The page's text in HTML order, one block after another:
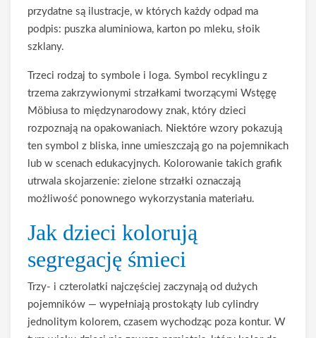
przydatne są ilustracje, w których każdy odpad ma
podpis: puszka aluminiowa, karton po mleku, słoik
szklany.
Trzeci rodzaj to symbole i loga. Symbol recyklingu z
trzema zakrzywionymi strzałkami tworzącymi Wstęgę
Möbiusa to międzynarodowy znak, który dzieci
rozpoznają na opakowaniach. Niektóre wzory pokazują
ten symbol z bliska, inne umieszczają go na pojemnikach
lub w scenach edukacyjnych. Kolorowanie takich grafik
utrwala skojarzenie: zielone strzałki oznaczają
możliwość ponownego wykorzystania materiału.
Jak dzieci kolorują
segregację śmieci
Trzy- i czterolatki najczęściej zaczynają od dużych
pojemników — wypełniają prostokąty lub cylindry
jednolitym kolorem, czasem wychodząc poza kontur. W